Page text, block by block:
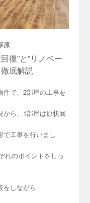
原
復”と”リノベー
底解説
件で、2部屋の工事を
から、1部屋は原状回
で工事を行いまし
れのポイントをしっ
をしながら